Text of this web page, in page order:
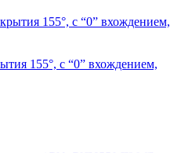
155°, с “0” вхождением,